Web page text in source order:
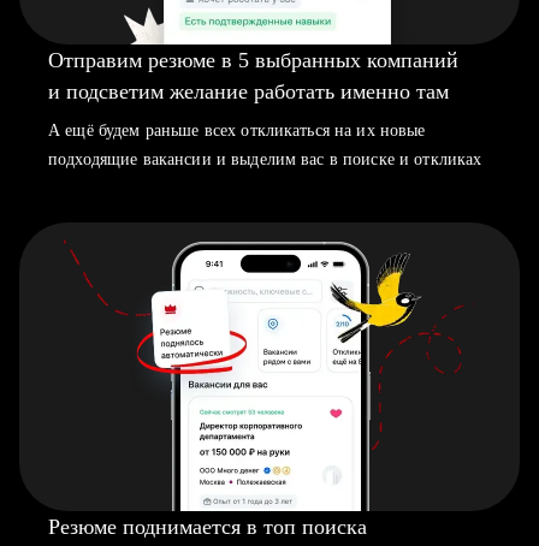
Отправим резюме в 5 выбранных компаний
и подсветим желание работать именно там
А ещё будем раньше всех откликаться на их новые
подходящие вакансии и выделим вас в поиске и откликах
Резюме поднимается в топ поиска